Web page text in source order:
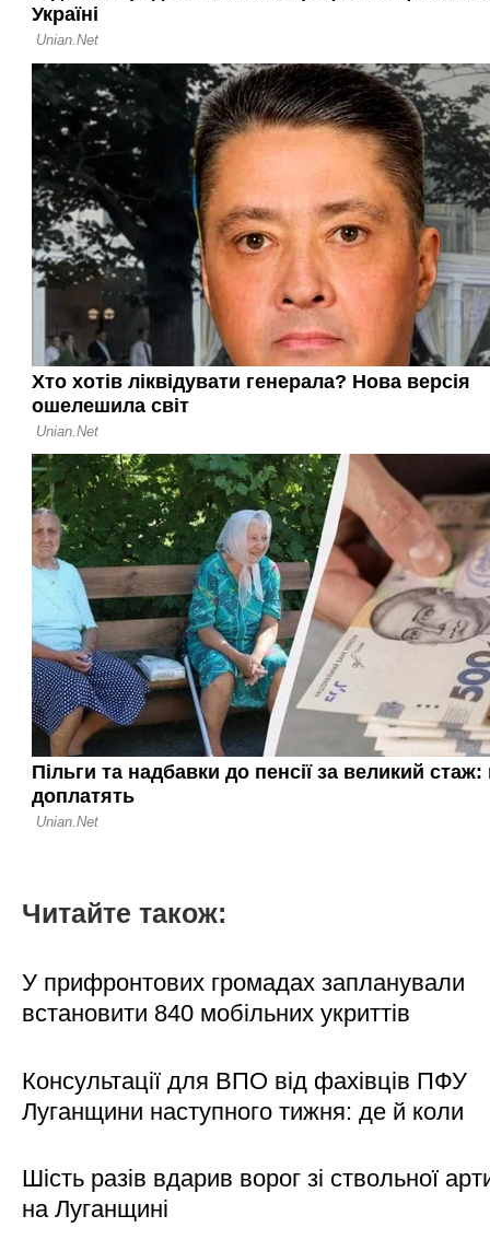
Читайте також:
У прифронтових громадах запланували
встановити 840 мобільних укриттів
Консультації для ВПО від фахівців ПФУ
Луганщини наступного тижня: де й коли
Шість разів вдарив ворог зі ствольної
на Луганщині